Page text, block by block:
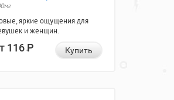
яркие ощущения для
и женщин.
116Р Купить